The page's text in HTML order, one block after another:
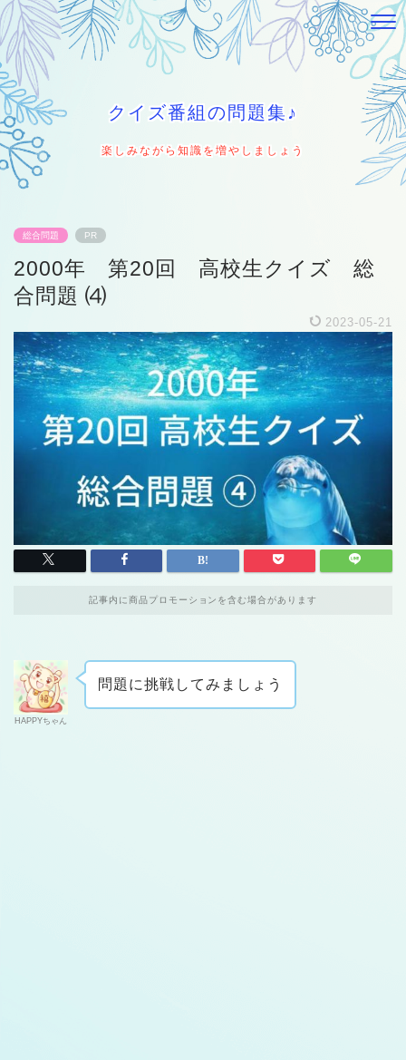
クイズ番組の問題集♪
楽しみながら知識を増やしましょう
総合問題 PR
2000年 第20回 高校生クイズ 総
合問題 ⑷
2023-05-21
記事内に商品プロモーションを含む場合があります
HAPPYちゃん
問題に挑戦してみましょう